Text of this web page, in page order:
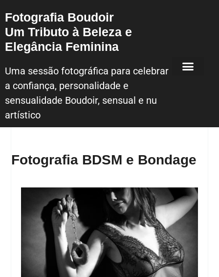
Fotografia Boudoir
Um Tributo à Beleza e
Elegância Feminina
Uma sessão fotográfica para celebrar
a confiança, personalidade e
sensualidade Boudoir, sensual e nu
artístico
Fotografia BDSM e Bondage